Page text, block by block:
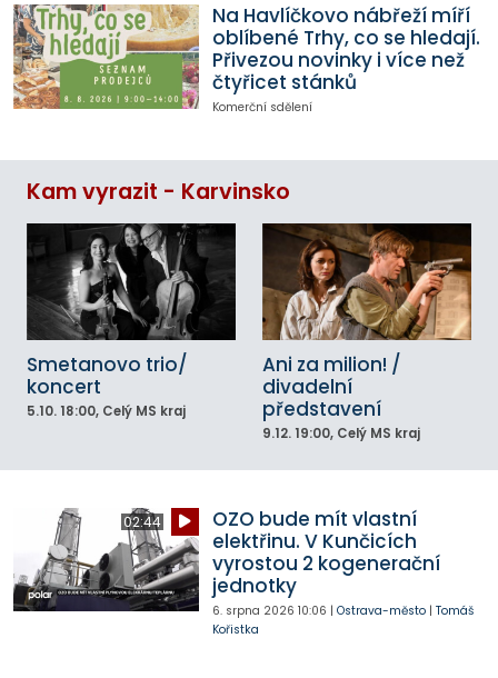
Na Havlíčkovo nábřeží míří
oblíbené Trhy, co se hledají.
Přivezou novinky i více než
čtyřicet stánků
Komerční sdělení
Kam vyrazit - Karvinsko
Smetanovo trio/
koncert
5.10. 18:00, Celý MS kraj
Ani za milion! /
divadelní
představení
9.12. 19:00, Celý MS kraj
02:44
OZO bude mít vlastní
elektřinu. V Kunčicích
vyrostou 2 kogenerační
jednotky
6. srpna 2026 10:06 | Ostrava-město| Tomáš
Kořistka